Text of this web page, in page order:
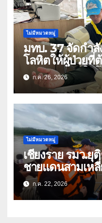
ไม่มีหมวดหมู่
มทบ. 37 จัดกำลั
โลหิตให้ผู้ป่วยที่
เร่งด่วน เนื่องใน
พระชนมพรรษา
เป็นพระราชกุศ
พระเจ้าอยู่หัว
ก.ค. 26, 2026
ไม่มีหมวดหมู่
เชียงราย รมว.ยุ
ชายแดนสามเห
ลาว ผนึกกำลังส
ก.ค. 22, 2026